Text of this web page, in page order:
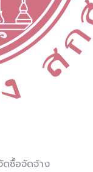
ดซื้อจัดจ้าง